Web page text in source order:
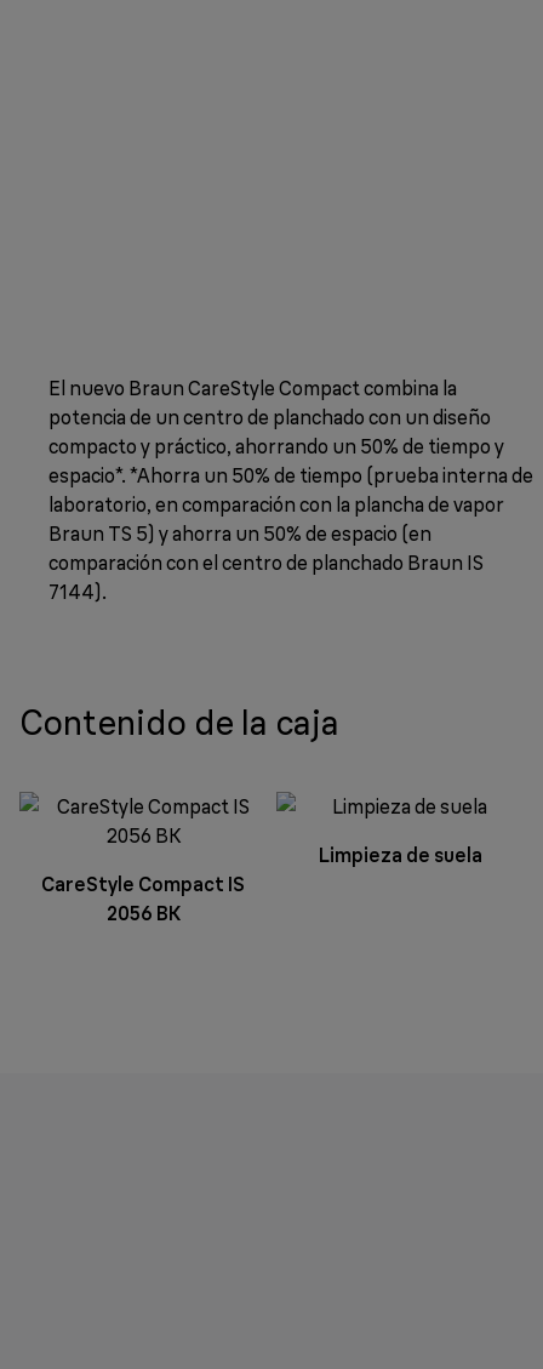
El nuevo Braun CareStyle Compact combina la
potencia de un centro de planchado con un diseño
compacto y práctico, ahorrando un 50% de tiempo y
espacio*. *Ahorra un 50% de tiempo (prueba interna de
laboratorio, en comparación con la plancha de vapor
Braun TS 5) y ahorra un 50% de espacio (en
comparación con el centro de planchado Braun IS
7144).
Contenido de la caja
CareStyle Compact IS
2056 BK
Limpieza de suela